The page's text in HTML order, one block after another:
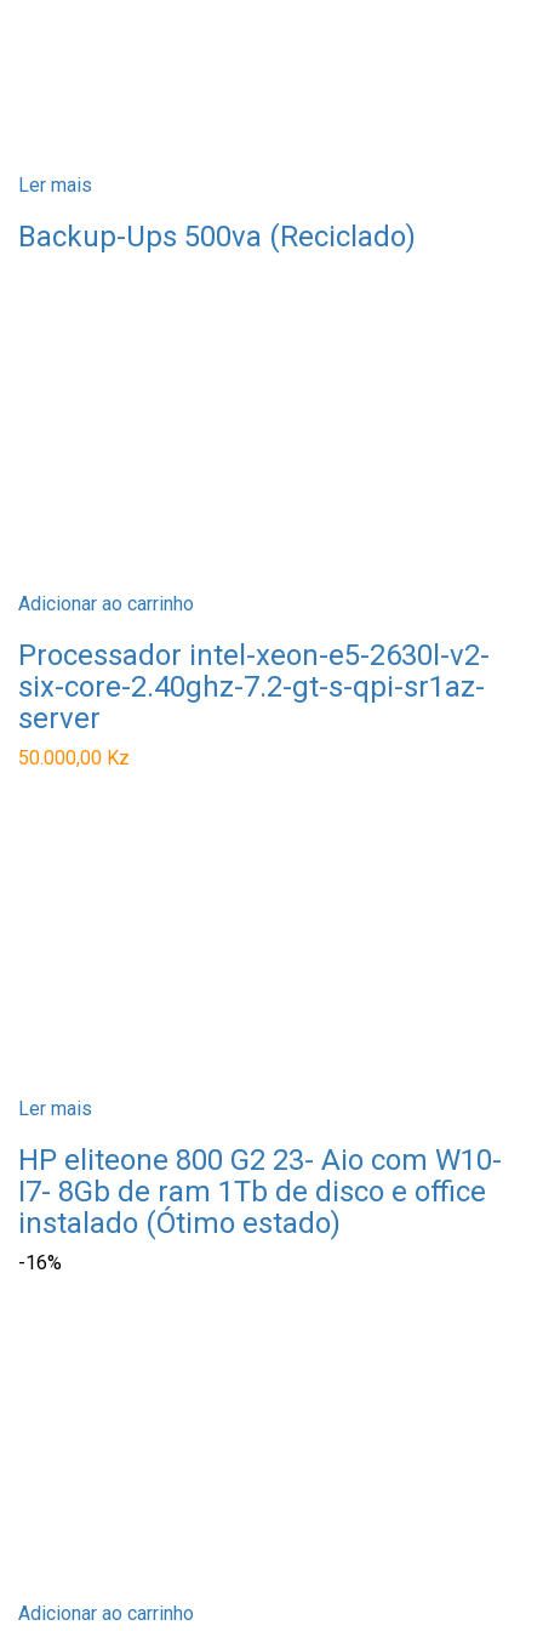
Ler mais
Backup-Ups 500va (Reciclado)
Adicionar ao carrinho
Processador intel-xeon-e5-2630l-v2-
six-core-2.40ghz-7.2-gt-s-qpi-sr1az-
server
50.000,00 Kz
Ler mais
HP eliteone 800 G2 23- Aio com W10-
I7- 8Gb de ram 1Tb de disco e office
instalado (Ótimo estado)
-16%
Adicionar ao carrinho